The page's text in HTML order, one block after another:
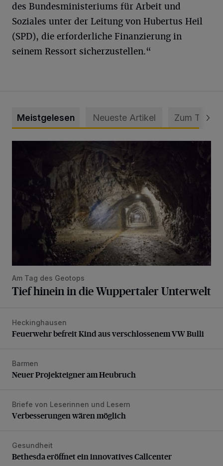
des Bundesministeriums für Arbeit und
Soziales unter der Leitung von Hubertus Heil
(SPD), die erforderliche Finanzierung in
seinem Ressort sicherzustellen.“
Meistgelesen Neueste Artikel Zum Thema
Am Tag des Geotops
Tief hinein in die Wuppertaler Unterwelt
Feuerwehr befreit Kind aus verschlossenem VW Bulli
Heckinghausen
Feuerwehr befreit Kind aus verschlossenem VW Bulli
Neuer Projekteigner am Heubruch
Barmen
Neuer Projekteigner am Heubruch
Verbesserungen wären möglich
Briefe von Leserinnen und Lesern
Verbesserungen wären möglich
Bethesda eröffnet ein innovatives Callcenter
Gesundheit
Bethesda eröffnet ein innovatives Callcenter